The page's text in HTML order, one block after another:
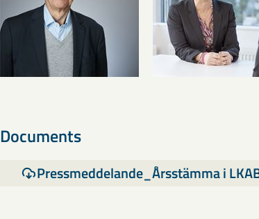
Documents
Pressmeddelande_Årsstämma i